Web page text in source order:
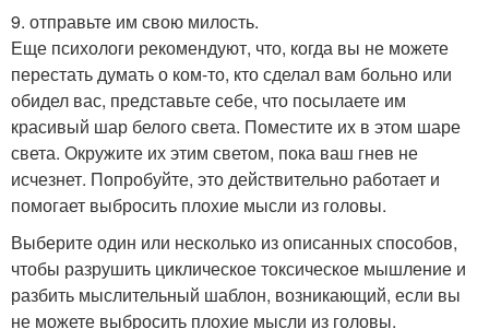
9. отправьте им свою милость.
Еще психологи рекомендуют, что, когда вы не можете
перестать думать о ком-то, кто сделал вам больно или
обидел вас, представьте себе, что посылаете им
красивый шар белого света. Поместите их в этом шаре
света. Окружите их этим светом, пока ваш гнев не
исчезнет. Попробуйте, это действительно работает и
помогает выбросить плохие мысли из головы.
Выберите один или несколько из описанных способов,
чтобы разрушить циклическое токсическое мышление и
разбить мыслительный шаблон, возникающий, если вы
не можете выбросить плохие мысли из головы.